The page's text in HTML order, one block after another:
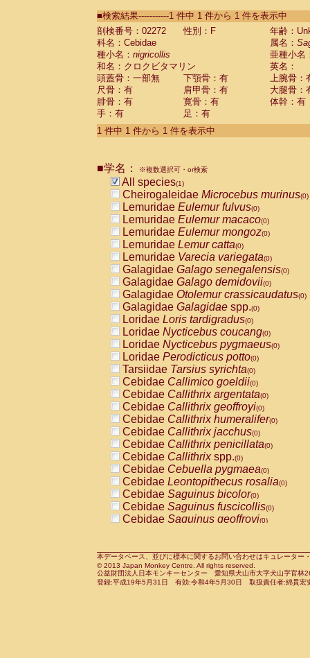
CebidaeSaguinus labiatus(0)
Cebidae Saguinus leucopus (0)
Cebidae
CebidaeSaguinus mystax
CebidaeSaguinus nigricollis (1)
Cebidae Saguinus oedipus
Cebidae Saguinus weddelli
Cebidae Saguinusspp.
Cebidae Aotus trivirgatus
Cebidae Cebus albifrons
CebidaeCebus nigrivittatus
CebidaeCebus
CebidaeSaimiri boliviensis(0)
CebidaeSaimiri sciureus(0)
AtelidaeAlouatta caraya(0)
AtelidaeAlouatta fusca(0)
AtelidaeAlouatta seniculus
AtelidaeAlouattaspp.(0)
AtelidaeAteles belzebuth(0)
AtelidaeAteles geoffroyi(0)
AtelidaeAteles paniscus(0)
AtelidaeAtelesspp.(0)
Atelidae Lagothrix lagothricha
AtelidaeLagothrix lagothricha cana
PitheciidaeCacajao calvus
PitheciidaeCallicebus cupreus
PitheciidaeCallicebus donacophilus
PitheciidaeCallicebus moloch
PitheciidaeCallicebus torquatus
PitheciidaeCallicebusspp.(0)
PitheciidaeChiropotes satanas(0)
PitheciidaePithecia monachus
PitheciidaePithecia pithecia(0)
CercopithecidaeCercocebus agilis
CercopithecidaeCercocebus
CercopithecidaeCercocebus
CercopithecidaeCercocebus
CercopithecidaeCercocebus
CercopithecidaeCercocebushybrid
CercopithecidaePapio anubis(0)
CercopithecidaePapio cynocephalus
CercopithecidaePapio hamadryas(0)
■検索結果-----------1 件中 1 件から 1 件を表示中
剖検番号：02272
性別：F
年齢：
科名：Cebidae
属名：
種小名： nigricollis
亜種小名
和名：クロクビタマリン
英名：
頭蓋骨：一部無
下顎骨：有
上腕骨：
尺骨：有
肩甲骨：有
大腿骨：
腓骨：有
寛骨：有
体幹：有
手：有
足：有
1 件中 1 件から 1 件を表示中
■学名： ※複数選択可・or検索
All species(1)
Cheirogaleidae Microcebus murinus(0)
Lemuridae Eulemur fulvus(0)
Lemuridae Eulemur macaco(0)
Lemuridae Eulemur mongoz(0)
Lemuridae Lemur catta(0)
Lemuridae Varecia variegata(0)
Galagidae Galago senegalensis(0)
Galagidae Galago demidovii(0)
Galagidae Otolemur crassicaudatus(0)
Galagidae Galagidae spp.(0)
Loridae Loris tardigradus(0)
Loridae Nycticebus coucang(0)
Loridae Nycticebus pygmaeus(0)
Loridae Perodicticus potto(0)
Tarsiidae Tarsius syrichta(0)
Cebidae Callimico goeldii(0)
Cebidae Callithrix argentata(0)
Cebidae Callithrix geoffroyi(0)
Cebidae Callithrix humeralifer(0)
Cebidae Callithrix jacchus(0)
Cebidae Callithrix penicillata(0)
Cebidae Callithrixspp.(0)
Cebidae Cebuella pygmaea(0)
Cebidae Leontopithecus rosalia(0)
Cebidae Saguinus bicolor(0)
Cebidae Saguinus fuscicollis(0)
Cebidae Saguinus geoffroyi(0)
CebidaeSaguinus leucopus(0)
CebidaeSaguinus midas(0)
Cebidae Saguinus mystax(0)
本データベース、並びに標本に関するお問い合わせはキュレータ
© 2013 Japan Monkey Centre. All rights reserved.
公益財団法人日本モンキーセンター 愛知県犬山市大字犬山字官
登録:平成19年5月31日 有効:令和4年5月30日 取扱責任者:綿貫宏